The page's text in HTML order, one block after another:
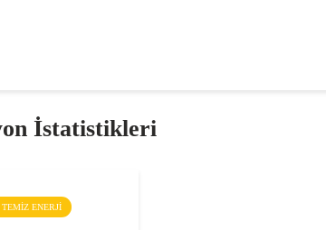
İstatistikleri
ENERJI